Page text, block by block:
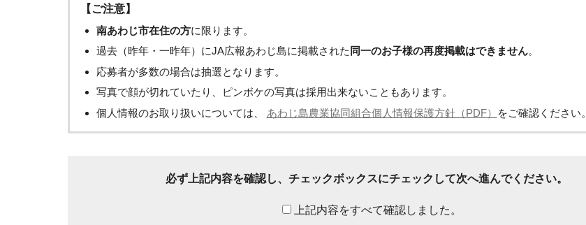
【ご注意】
南あわじ市在住の方に限ります。
過去（昨年・一昨年）にJA広報あわじ島に掲載された 同一のお子様の再度掲載はできません。
応募者が多数の場合は抽選となります。
写真で顔が切れていたり、ピンボケの写真は採用出来ないこともあります。
個人情報のお取り扱いについては、 あわじ島農業協同組合個人情報保護方針（PDF） をご確認ください。
必ず上記内容を確認し、チェックボックスにチェックして次へ進んでください。
上記内容をすべて確認しました。